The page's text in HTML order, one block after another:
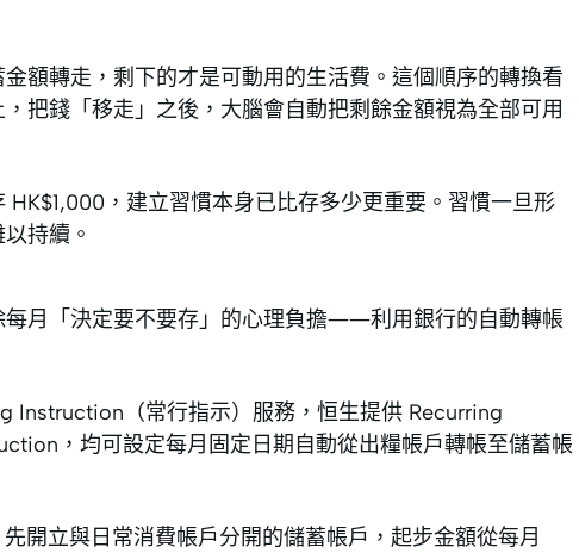
額轉走，剩下的才是可動用的生活費。這個順序的轉換看
把錢「移走」之後，大腦會自動把剩餘金額視為全部可用
，建立習慣本身已比存多少更重要。習慣一旦形
持續。
月「決定要不要存」的心理負擔——利用銀行的自動轉帳
Instruction（常行指示）服務，恒生提供 Recurring
，均可設定每月固定日期自動從出糧帳戶轉帳至儲蓄帳
開立與日常消費帳戶分開的儲蓄帳戶，起步金額從每月